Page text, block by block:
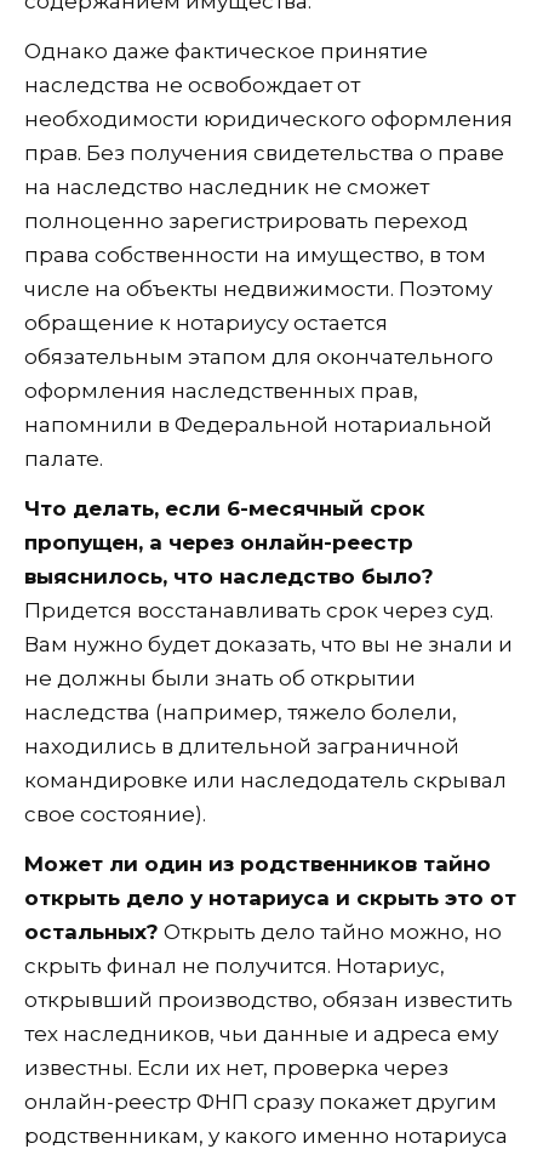
Однако даже фактическое принятие
наследства не освобождает от
необходимости юридического оформления
прав. Без получения свидетельства о праве
на наследство наследник не сможет
полноценно зарегистрировать переход
права собственности на имущество, в том
числе на объекты недвижимости. Поэтому
обращение к нотариусу остается
обязательным этапом для окончательного
оформления наследственных прав,
напомнили в Федеральной нотариальной
палате.
Что делать, если 6-месячный срок
пропущен, а через онлайн-реестр
выяснилось, что наследство было?
Придется восстанавливать срок через суд.
Вам нужно будет доказать, что вы не знали и
не должны были знать об открытии
наследства (например, тяжело болели,
находились в длительной заграничной
командировке или наследодатель скрывал
свое состояние).
Может ли один из родственников тайно
открыть дело у нотариуса и скрыть это от
остальных? Открыть дело тайно можно, но
скрыть финал не получится. Нотариус,
открывший производство, обязан известить
тех наследников, чьи данные и адреса ему
известны. Если их нет, проверка через
онлайн-реестр ФНП сразу покажет другим
родственникам, у какого именно нотариуса